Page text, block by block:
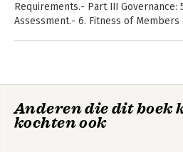
Requirements.- Part III Governance:
Assessment.- 6. Fitness of
Reporting.- 13. Public Disclosure.
Anderen die dit boek
kochten ook